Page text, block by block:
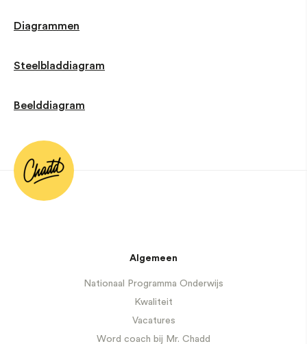
Diagrammen
Steelbladdiagram
Beelddiagram
Algemeen
Nationaal Programma Onderwijs
Kwaliteit
Vacatures
Word coach bij Mr. Chadd